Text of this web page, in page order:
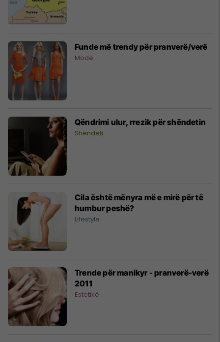
Funde më trendy për pranverë/verë
Modë
Qëndrimi ulur, rrezik për shëndetin
Shëndeti
Cila është mënyra më e mirë për të
humbur peshë?
Lifestyle
Trende për manikyr - pranverë-verë
2011
Estetikë